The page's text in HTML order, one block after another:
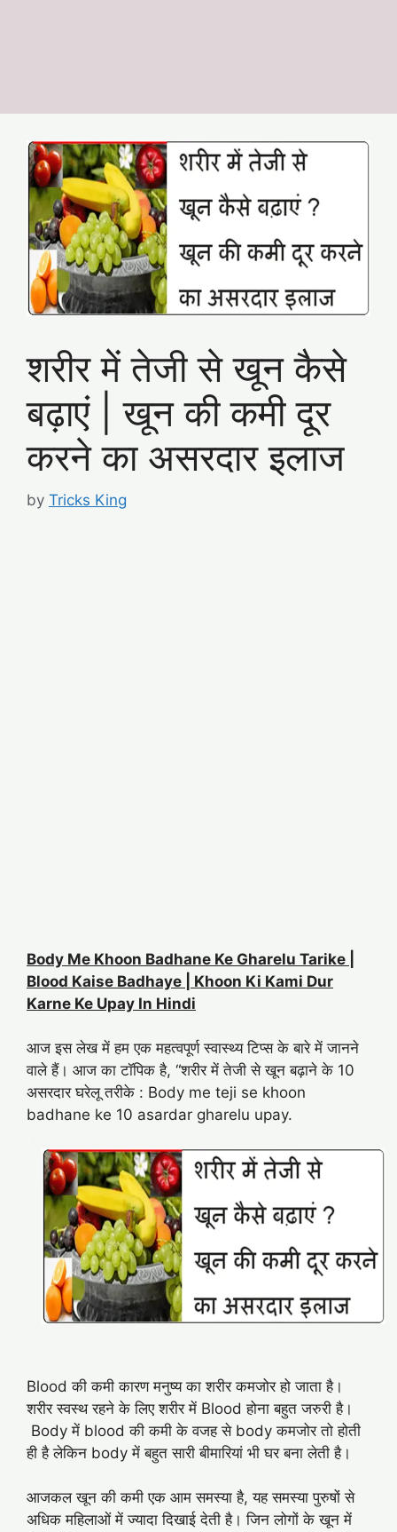
शरीर में तेजी से खून कैसे
बढ़ाएं | खून की कमी दूर
करने का असरदार इलाज
by Tricks King
Body Me Khoon Badhane Ke Gharelu Tarike |
Blood Kaise Badhaye | Khoon Ki Kami Dur
Karne Ke Upay In Hindi
आज इस लेख में हम एक महत्वपूर्ण स्वास्थ्य टिप्स के बारे में जानने
वाले हैं। आज का टॉपिक है, “शरीर में तेजी से खून बढ़ाने के 10
असरदार घरेलू तरीके : Body me teji se khoon
badhane ke 10 asardar gharelu upay.
Blood की कमी कारण मनुष्य का शरीर कमजोर हो जाता है।
शरीर स्वस्थ रहने के लिए शरीर में Blood होना बहुत जरुरी है।
Body में blood की कमी के वजह से body कमजोर तो होती
ही है लेकिन body में बहुत सारी बीमारियां भी घर बना लेती है।
आजकल खून की कमी एक आम समस्या है, यह समस्या पुरुषों से
अधिक महिलाओं में ज्यादा दिखाई देती है। जिन लोगों के खून में